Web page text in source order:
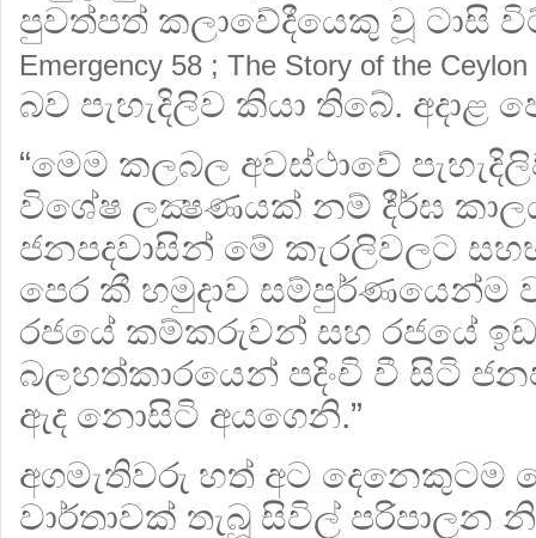
පුවත්පත් කලාවේදීයෙකු වූ ටාසි
Emergency 58 ; The Story of the
බව පැහැදිලිව කියා තිබේ. අදාළ
“මෙම කලබල අවස්ථාවේ
විශේෂ ලක්‍ෂණයක් නම් දීර්ඝ
ජනපදවාසින් මේ කැරලිවලට
පෙර කී හමුදාව සම්පුර්ණයෙන්ම
රජයේ කම්කරුවන් සහ රජයේ
බලහත්කාරයෙන් පදිංචි වී සිටි
ඇද නොසිටි අයගෙනි.”
අගමැතිවරු හත් අට
වාර්තාවක් තැබූ සිවිල් පරිපාලන